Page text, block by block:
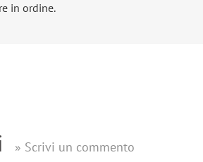
in ordine.
» Scrivi un commento